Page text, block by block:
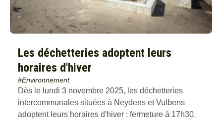
Les déchetteries adoptent leurs
horaires d'hiver
#Environnement
Dès le lundi 3 novembre 2025, les déchetteries
intercommunales situées à Neydens et Vulbens
adoptent leurs horaires d'hiver : fermeture à 17h30.